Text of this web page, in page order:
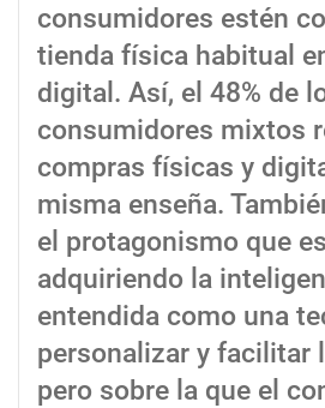
consumidores estén
tienda física habitual
digital. Así, el 48% de
consumidores mixtos
compras físicas y
misma enseña.
el protagonismo que
adquiriendo la
entendida como una
personalizar y facilitar
pero sobre la que el